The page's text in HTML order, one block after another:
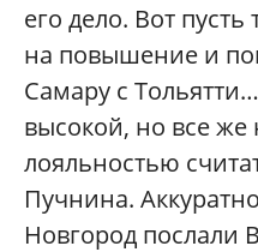
его дело. Вот пусть
на повышение и
Самару с
высокой, но все же
лояльностью
Пучнина.
Новгород послали